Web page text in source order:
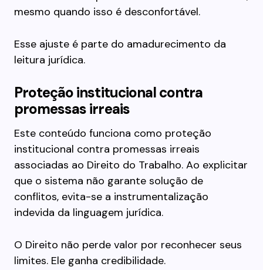
mesmo quando isso é desconfortável.
Esse ajuste é parte do amadurecimento da
leitura jurídica.
Proteção institucional contra
promessas irreais
Este conteúdo funciona como proteção
institucional contra promessas irreais
associadas ao Direito do Trabalho. Ao explicitar
que o sistema não garante solução de
conflitos, evita-se a instrumentalização
indevida da linguagem jurídica.
O Direito não perde valor por reconhecer seus
limites. Ele ganha credibilidade.